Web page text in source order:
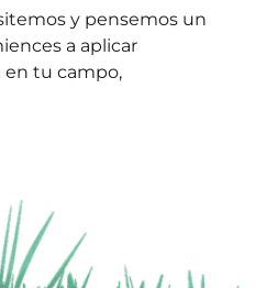
y pensemos un
a aplicar
en tu campo,